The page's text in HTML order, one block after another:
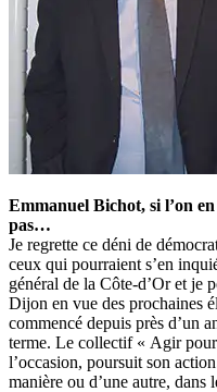
Emmanuel Bichot, si l’on
pas…
Je regrette ce déni de
ceux qui pourraient s’en
général de la Côte-d’Or et je
Dijon en vue des prochaines
commencé depuis près d’un
terme. Le collectif « Agir
l’occasion, poursuit son
manière ou d’une autre, dans